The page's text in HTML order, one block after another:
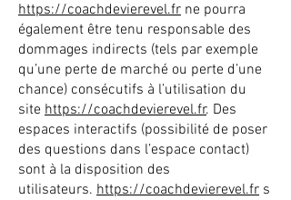
https://coachdevierevel.fr ne pourra
également être tenu responsable des
dommages indirects (tels par exemple
qu’une perte de marché ou perte d’une
chance) consécutifs à l’utilisation du
site https://coachdevierevel.fr. Des
espaces interactifs (possibilité de poser
des questions dans l’espace contact)
sont à la disposition des
utilisateurs. https://coachdevierevel.fr s